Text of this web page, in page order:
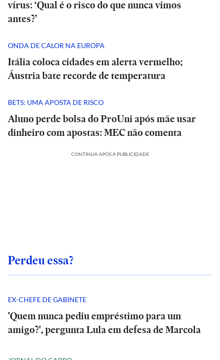
vírus: ‘Qual é o risco do que nunca vimos
antes?’
ONDA DE CALOR NA EUROPA
Itália coloca cidades em alerta vermelho;
Áustria bate recorde de temperatura
BETS: UMA APOSTA DE RISCO
Aluno perde bolsa do ProUni após mãe usar
dinheiro com apostas: MEC não comenta
CONTINUA APÓS A PUBLICIDADE
Perdeu essa?
EX-CHEFE DE GABINETE
'Quem nunca pediu empréstimo para um
amigo?', pergunta Lula em defesa de Marcola